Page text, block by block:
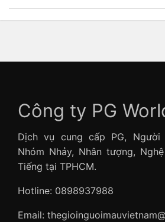
Công ty PG
Dịch vụ cung cấp PG, Người
Nhóm Nhảy, Nhân tượng,
Tiếng tại TPHCM.
Hotline: 0898937988
Email: